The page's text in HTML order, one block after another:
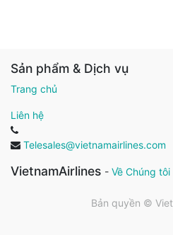
Sản phẩm & Dịch vụ
Trang chủ
Liên hệ
Telesales@vietnamairlines.com
VietnamAirlines - Về Chúng tôi
Bản quyền ©